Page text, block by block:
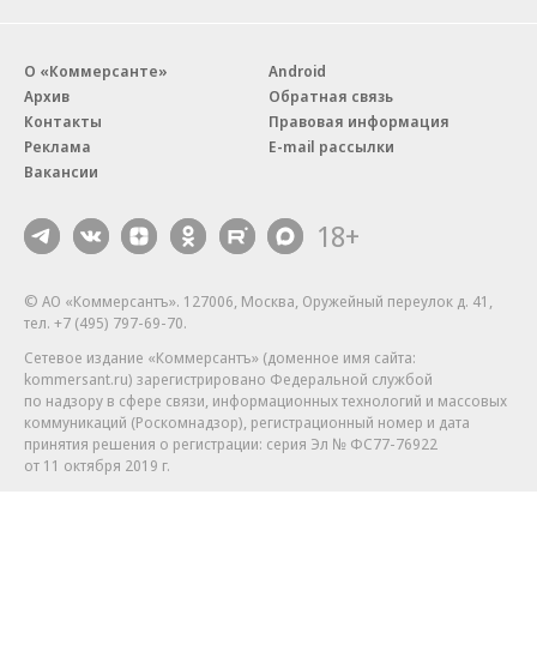
О «Коммерсанте»
Архив
Контакты
Реклама
Вакансии
Android
Обратная связь
Правовая информация
E-mail рассылки
18+
© АО «Коммерсантъ». 127006, Москва, Оружейный переулок д. 41,
тел. +7 (495) 797-69-70.
Сетевое издание «Коммерсантъ» (доменное имя сайта:
kommersant.ru) зарегистрировано Федеральной службой
по надзору в сфере связи, информационных технологий и массовых
коммуникаций (Роскомнадзор), регистрационный номер и дата
принятия решения о регистрации: серия Эл № ФС77-76922
от 11 октября 2019 г.